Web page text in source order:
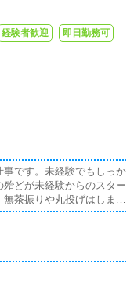
経験者歓迎 即日勤務可
です。未経験でもしっか
どが未経験からのスター
茶振りや丸投げはしませ
、女子面接、マネジメン
スタート可■店長/幹部候